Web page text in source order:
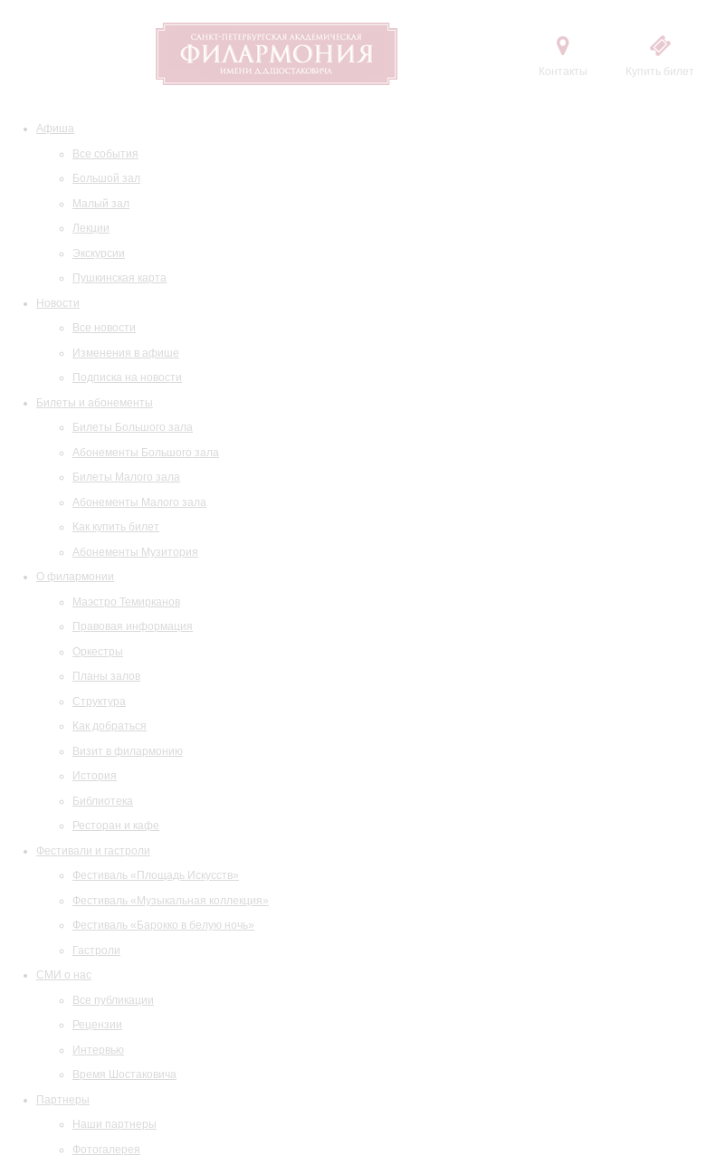
Контакты Купить билет
Афиша
Все события
Большой зал
Малый зал
Лекции
Экскурсии
Пушкинская карта
Новости
Все новости
Изменения в афише
Подписка на новости
Билеты и абонементы
Билеты Большого зала
Абонементы Большого зала
Билеты Малого зала
Абонементы Малого зала
Как купить билет
Абонементы Музитория
О филармонии
Маэстро Темирканов
Правовая информация
Оркестры
Планы залов
Структура
Как добраться
Визит в филармонию
История
Библиотека
Ресторан и кафе
Фестивали и гастроли
Фестиваль «Площадь Искусств»
Фестиваль «Музыкальная коллекция»
Фестиваль «Барокко в белую ночь»
Гастроли
СМИ о нас
Все публикации
Рецензии
Интервью
Время Шостаковича
Партнеры
Наши партнеры
Фотогалерея